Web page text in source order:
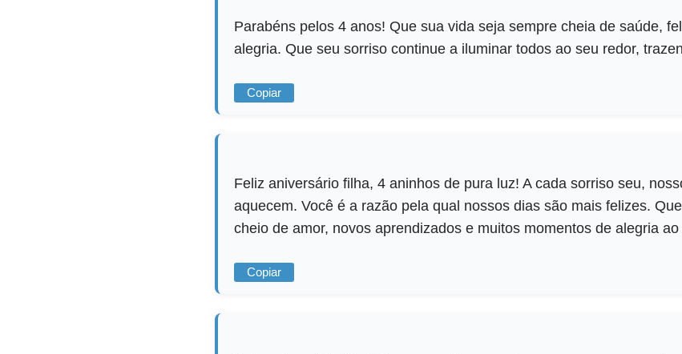
Parabéns pelos 4 anos! Que sua vida seja sempre cheia de saúde,
alegria. Que seu sorriso continue a iluminar todos ao seu redor,
Copiar
Feliz aniversário filha, 4 aninhos de pura luz! A cada sorriso seu,
aquecem. Você é a razão pela qual nossos dias são mais felizes.
cheio de amor, novos aprendizados e muitos momentos de alegria
Copiar